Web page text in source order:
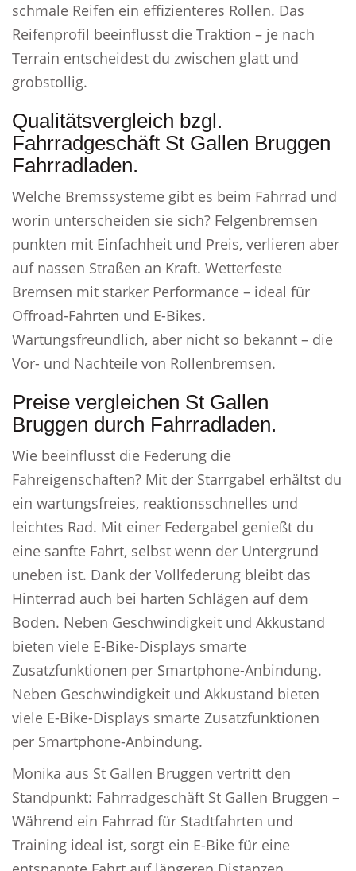
schmale Reifen ein effizienteres Rollen. Das
Reifenprofil beeinflusst die Traktion – je nach
Terrain entscheidest du zwischen glatt und
grobstollig.
Qualitätsvergleich bzgl.
Fahrradgeschäft St Gallen Bruggen
Fahrradladen.
Welche Bremssysteme gibt es beim Fahrrad und
worin unterscheiden sie sich? Felgenbremsen
punkten mit Einfachheit und Preis, verlieren aber
auf nassen Straßen an Kraft. Wetterfeste
Bremsen mit starker Performance – ideal für
Offroad-Fahrten und E-Bikes.
Wartungsfreundlich, aber nicht so bekannt – die
Vor- und Nachteile von Rollenbremsen.
Preise vergleichen St Gallen
Bruggen durch Fahrradladen.
Wie beeinflusst die Federung die
Fahreigenschaften? Mit der Starrgabel erhältst du
ein wartungsfreies, reaktionsschnelles und
leichtes Rad. Mit einer Federgabel genießt du
eine sanfte Fahrt, selbst wenn der Untergrund
uneben ist. Dank der Vollfederung bleibt das
Hinterrad auch bei harten Schlägen auf dem
Boden. Neben Geschwindigkeit und Akkustand
bieten viele E-Bike-Displays smarte
Zusatzfunktionen per Smartphone-Anbindung.
Neben Geschwindigkeit und Akkustand bieten
viele E-Bike-Displays smarte Zusatzfunktionen
per Smartphone-Anbindung.
Monika aus St Gallen Bruggen vertritt den
Standpunkt: Fahrradgeschäft St Gallen Bruggen –
Während ein Fahrrad für Stadtfahrten und
Training ideal ist, sorgt ein E-Bike für eine